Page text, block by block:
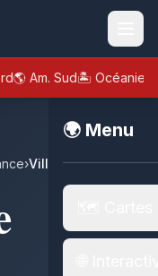
🌎 Am. Sud🏝️ Océanie
🌍 Menu
›Villeurbanne